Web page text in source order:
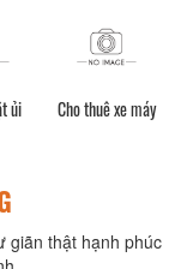
ủi Cho thuê xe máy
giãn thật hạnh phúc